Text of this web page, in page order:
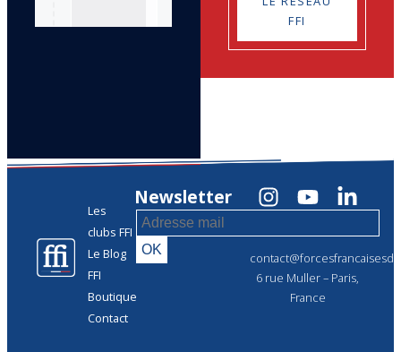
FFI
Les
clubs FFI
Le Blog
FFI
Boutique
Contact
6 rue Muller – Paris,
France
Newsletter